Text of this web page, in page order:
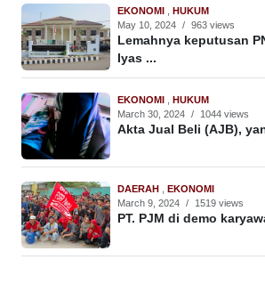
EKONOMI , HUKUM
May 10, 2024 / 963 views
Lemahnya keputusan
Iyas ...
EKONOMI , HUKUM
March 30, 2024 / 1044 views
Akta Jual Beli (AJB),
DAERAH , EKONOMI
March 9, 2024 / 1519 views
PT. PJM di demo